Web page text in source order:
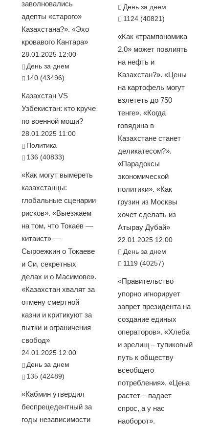
заволновались
адепты «старого»
Казахстана?». «Эхо
кровавого Кантара»
28.01.2025 12:00
День за днем
140 (43496)
Казахстан VS
Узбекистан: кто круче
по военной мощи?
28.01.2025 11:00
Политика
136 (40833)
«Как могут вымереть
казахстанцы:
глобальные сценарии
рисков». «Выезжаем
на том, что Токаев —
китаист» —
Сыроежкин о Токаеве
и Си, секретных
делах и о Масимове».
«Казахстан хвалят за
отмену смертной
казни и критикуют за
пытки и ограничения
свобод»
24.01.2025 12:00
День за днем
135 (42489)
«Кабмин утвердил
беспрецедентный за
годы независимости
День за днем
1124 (40821)
«Как «трампономика
2.0» может повлиять
на нефть и
Казахстан?». «Цены
на картофель могут
взлететь до 750
тенге». «Когда
говядина в
Казахстане станет
деликатесом?».
«Парадоксы
экономической
политики». «Как
грузин из Москвы
хочет сделать из
Атырау Дубай»
22.01.2025 12:00
День за днем
1119 (40257)
«Правительство
упорно игнорирует
запрет президента на
создание единых
операторов». «Хлеба
и зрелищ – тупиковый
путь к обществу
всеобщего
потребления». «Цена
растет – падает
спрос, а у нас
наоборот».